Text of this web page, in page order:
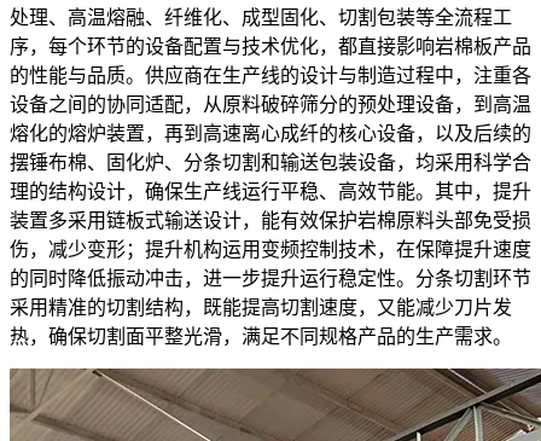
处理、高温熔融、纤维化、成型固化、切割包装等全流程工
序，每个环节的设备配置与技术优化，都直接影响岩棉板产品
的性能与品质。供应商在生产线的设计与制造过程中，注重各
设备之间的协同适配，从原料破碎筛分的预处理设备，到高温
熔化的熔炉装置，再到高速离心成纤的核心设备，以及后续的
摆锤布棉、固化炉、分条切割和输送包装设备，均采用科学合
理的结构设计，确保生产线运行平稳、高效节能。其中，提升
装置多采用链板式输送设计，能有效保护岩棉原料头部免受损
伤，减少变形；提升机构运用变频控制技术，在保障提升速度
的同时降低振动冲击，进一步提升运行稳定性。分条切割环节
采用精准的切割结构，既能提高切割速度，又能减少刀片发
热，确保切割面平整光滑，满足不同规格产品的生产需求。